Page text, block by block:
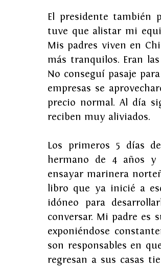
El presidente también
tuve que alistar mi
Mis padres viven en
más tranquilos. Eran
No conseguí pasaje
empresas se
precio normal. Al día
reciben muy aliviados.
Los primeros 5 días
hermano de 4 años y
ensayar marinera
libro que ya inicié a
idóneo para
conversar. Mi padre es
exponiéndose
son responsables en
regresan a sus casas